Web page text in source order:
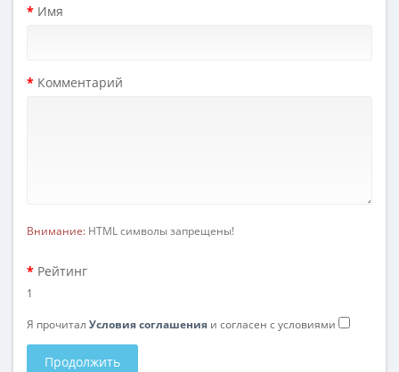
Имя
Комментарий
Внимание: HTML символы запрещены!
Рейтинг
1
Я прочитал Условия соглашения и согласен с условиями
Продолжить